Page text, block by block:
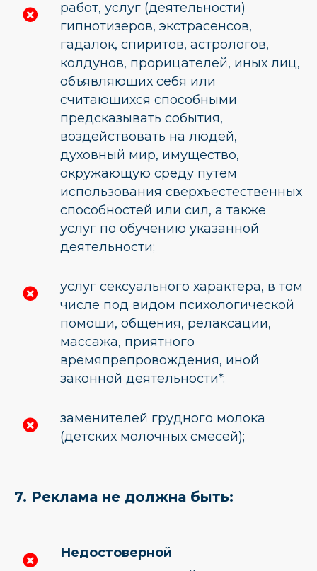
работ, услуг (деятельности)
гипнотизеров, экстрасенсов,
гадалок, спиритов, астрологов,
колдунов, прорицателей, иных лиц,
объявляющих себя или
считающихся способными
предсказывать события,
воздействовать на людей,
духовный мир, имущество,
окружающую среду путем
использования сверхъестественных
способностей или сил, а также
услуг по обучению указанной
деятельности;
услуг сексуального характера, в том
числе под видом психологической
помощи, общения, релаксации,
массажа, приятного
времяпрепровождения, иной
законной деятельности*.
заменителей грудного молока
(детских молочных смесей);
7. Реклама не должна быть:
Недостоверной